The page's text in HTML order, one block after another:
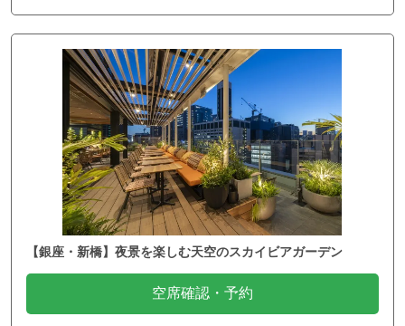
【銀座・新橋】夜景を楽しむ天空のスカイビアガーデン
空席確認・予約